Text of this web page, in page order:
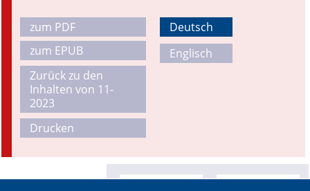
zum PDF
zum EPUB
Zurück zu den
Inhalten von 11-
2023
Drucken
Deutsch
Englisch